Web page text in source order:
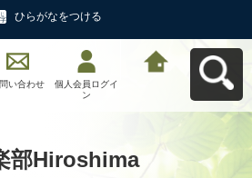
ひらがなをつける
い合わせ
個人会員ログイ
ン
部Hiroshima